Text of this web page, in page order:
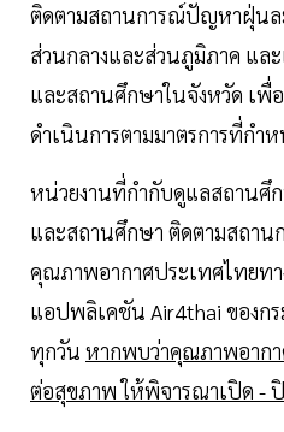
ติดตามสถานการณ์ปัญหาฝุ่นล
ส่วนกลางและส่วนภูมิภาค แล
และสถานศึกษาในจังหวัด เพื่
ดำเนินการตามมาตรการที่กำ
หน่วยงานที่กำกับดูแลสถานศึ
และสถานศึกษา ติดตามสถาน
คุณภาพอากาศประเทศไทยทา
แอปพลิเคชัน Air4thai ของก
ทุกวัน หากพบว่าคุณภาพอาก
ต่อสุขภาพ ให้พิจารณาเปิด -